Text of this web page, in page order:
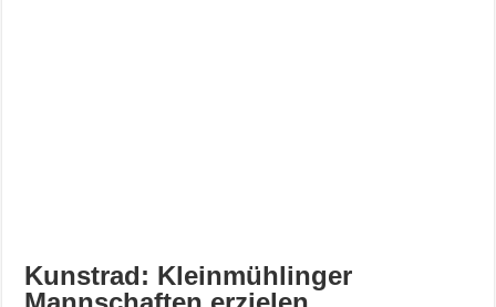
Kunstrad: Kleinmühlinger